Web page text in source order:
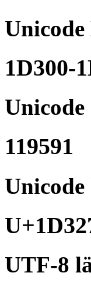
1D300-
119591
Unicode
UTF-8